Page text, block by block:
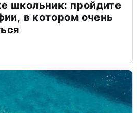
школьник: пройдите
в котором очень